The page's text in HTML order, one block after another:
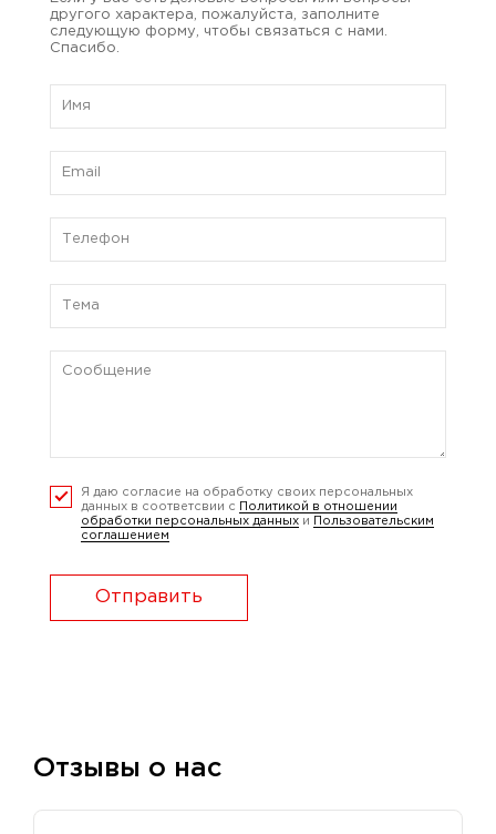
другого характера, пожалуйста, заполните
следующую форму, чтобы связаться с нами.
Спасибо.
Я даю согласие на обработку своих персональных
данных в соответсвии с
Политикой в отношении
обработки персональных данных и
Пользовательским
соглашением
Отправить
Отзывы о нас